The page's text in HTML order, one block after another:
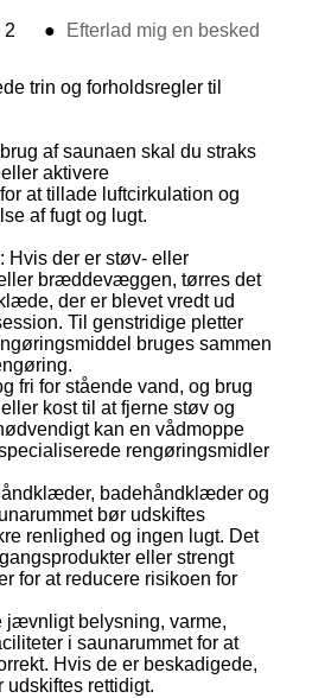
2 ● Efterlad mig en besked
trin og forholdsregler til
af saunaen skal du straks
aktivere
at tillade luftcirkulation og
af fugt og lugt.
der er støv- eller
bræddevæggen, tørres det
der er blevet vredt ud
Til genstridige pletter
bruges sammen
fri for stående vand, og brug
kost til at fjerne støv og
kan en vådmoppe
rengøringsmidler
badehåndklæder og
bør udskiftes
renlighed og ingen lugt. Det
eller strengt
for at reducere risikoen for
jævnligt belysning, varme,
i saunarummet for at
Hvis de er beskadigede,
udskiftes rettidigt.